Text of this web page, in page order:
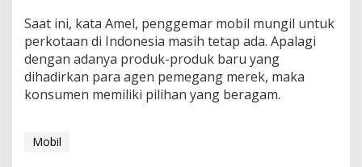
Saat ini, kata Amel, penggemar mobil mungil untuk
perkotaan di Indonesia masih tetap ada. Apalagi
dengan adanya produk-produk baru yang
dihadirkan para agen pemegang merek, maka
konsumen memiliki pilihan yang beragam.
Mobil